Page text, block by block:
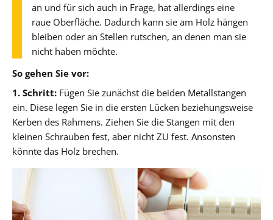
an und für sich auch in Frage, hat allerdings eine
raue Oberfläche. Dadurch kann sie am Holz hängen
bleiben oder an Stellen rutschen, an denen man sie
nicht haben möchte.
So gehen Sie vor:
1. Schritt: Fügen Sie zunächst die beiden Metallstangen
ein. Diese legen Sie in die ersten Lücken beziehungsweise
Kerben des Rahmens. Ziehen Sie die Stangen mit den
kleinen Schrauben fest, aber nicht ZU fest. Ansonsten
könnte das Holz brechen.